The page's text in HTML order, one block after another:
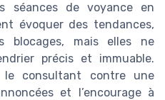
séances de voyance en
évoquer des tendances,
blocages, mais elles ne
précis et immuable.
le consultant contre une
et l’encourage à